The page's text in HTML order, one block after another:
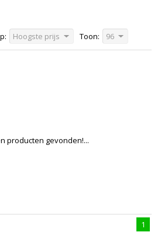
Hoogste prijs Toon: 96
producten gevonden!...
1